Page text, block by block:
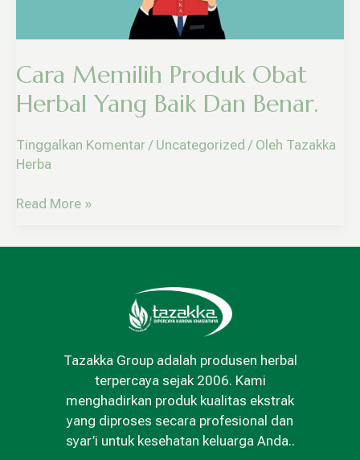
Cara Memilih Produk Obat
Herbal Yang Baik Dan Benar.
Tinggalkan Komentar / Uncategorized / Oleh Tazakka
Herba
Read More »
Tazakka Group adalah produsen herbal
terpercaya sejak 2006. Kami
menghadirkan produk kualitas ekstrak
yang diproses secara profesional dan
syar’i untuk kesehatan keluarga Anda..